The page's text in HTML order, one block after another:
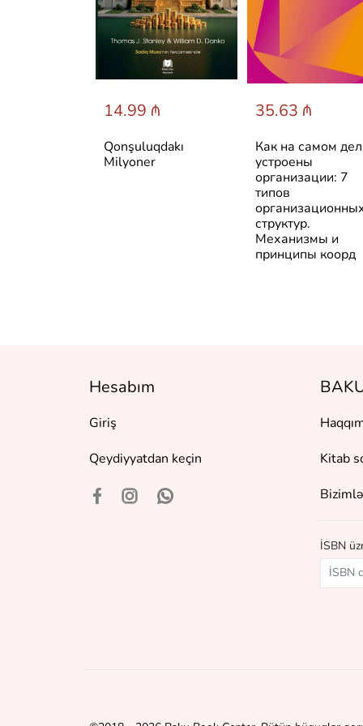
14.99 ₼
Qonşuluqdakı
Milyoner
35.63 ₼
Как на самом
устроены
организации: 7
типов
структур.
Механизмы и
принципы коорд
Hesabım
Giriş
Qeydiyyatdan keçin
Kitab
İSBN